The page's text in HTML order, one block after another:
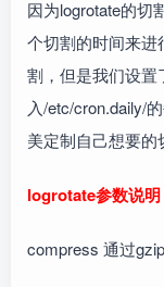
因为logrotate的切
个切割的时间来进
割，但是我们设置
入/etc/cron.daily/
美定制自己想要的
logrotate参数说明
compress 通过